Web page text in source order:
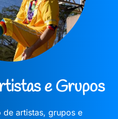
e Grupos
de artistas, grupos e